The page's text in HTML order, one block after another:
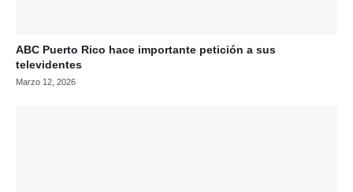
ABC Puerto Rico hace importante petición a sus
televidentes
Marzo 12, 2026